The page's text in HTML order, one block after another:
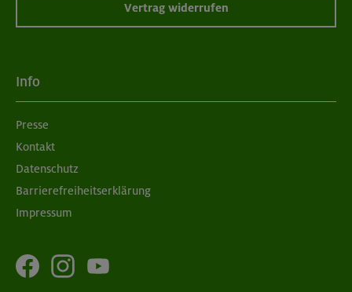
Vertrag widerrufen
Info
Presse
Kontakt
Datenschutz
Barrierefreiheitserklärung
Impressum